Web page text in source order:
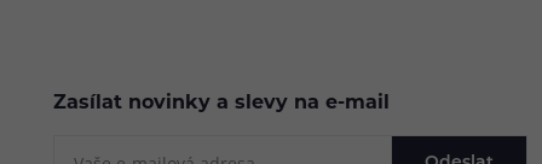
Zasílat novinky a slevy na e-mail